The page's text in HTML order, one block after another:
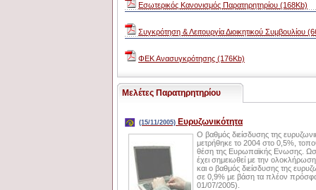
Eσωτερικός Κανονισμός Παρατηρητηρίου (168Kb)
Συγκρότηση & Λειτουργία Διοικητικού Συμβουλίου
ΦΕΚ Ανασυγκρότησης (176Kb)
Μελέτες Παρατηρητηρίου
(15/11/2005) Ευρυζωνικότητα
Ο βαθμός διείσδυσης της
μετρήθηκε το 2004 στο 0,5%,
θέση της Ευρωπαϊκής Ενωσης.
έχει σημειωθεί με την
και ο βαθμός διείσδυσης της
σε 0,9% με βάση τα πλέον
01/07/2005).